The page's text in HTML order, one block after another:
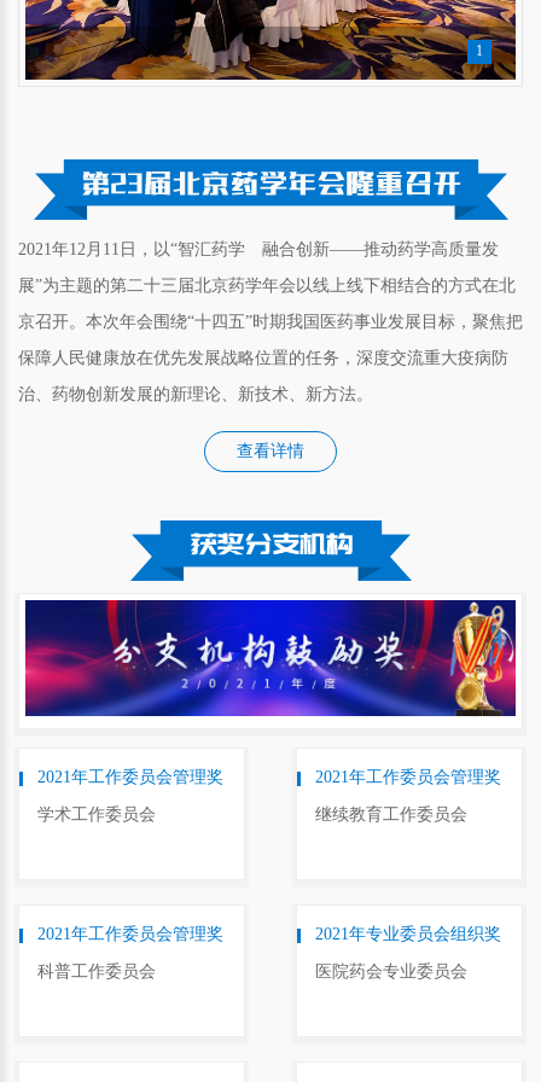
1
2021年12月11日，以“智汇药学 融合创新——推动药学高质量发
展”为主题的第二十三届北京药学年会以线上线下相结合的方式在北
京召开。本次年会围绕“十四五”时期我国医药事业发展目标，聚焦把
保障人民健康放在优先发展战略位置的任务，深度交流重大疫病防
治、药物创新发展的新理论、新技术、新方法。
查看详情
2021年工作委员会管理奖
学术工作委员会
2021年工作委员会管理奖
继续教育工作委员会
2021年工作委员会管理奖
科普工作委员会
2021年专业委员会组织奖
医院药会专业委员会